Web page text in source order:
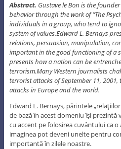
Abstract. Gustave le Bon is the
behavior through the work of “The
individuals in a group, who tend to
system of values.Edward L. Bernays
relations, persuasion, manipulation,
important in the good functioning of a
presents how a nation can be
terrorism.Many Western journalists
terrorist attacks of September 11,
attacks in Europe and the world.
Edward L. Bernays, părintele
de bază în acest domeniu îşi prezintă
cu accent pe folosirea cuvântului ca
imaginea pot deveni unelte pentru
importantă în zilele noastre.